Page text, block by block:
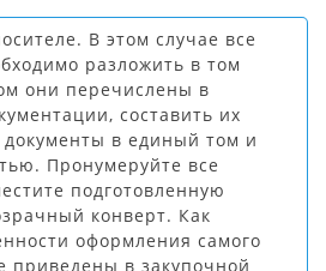
В этом случае все
разложить в том
они перечислены в
составить их
в единый том и
Пронумеруйте все
подготовленную
конверт. Как
оформления самого
приведены в закупочной